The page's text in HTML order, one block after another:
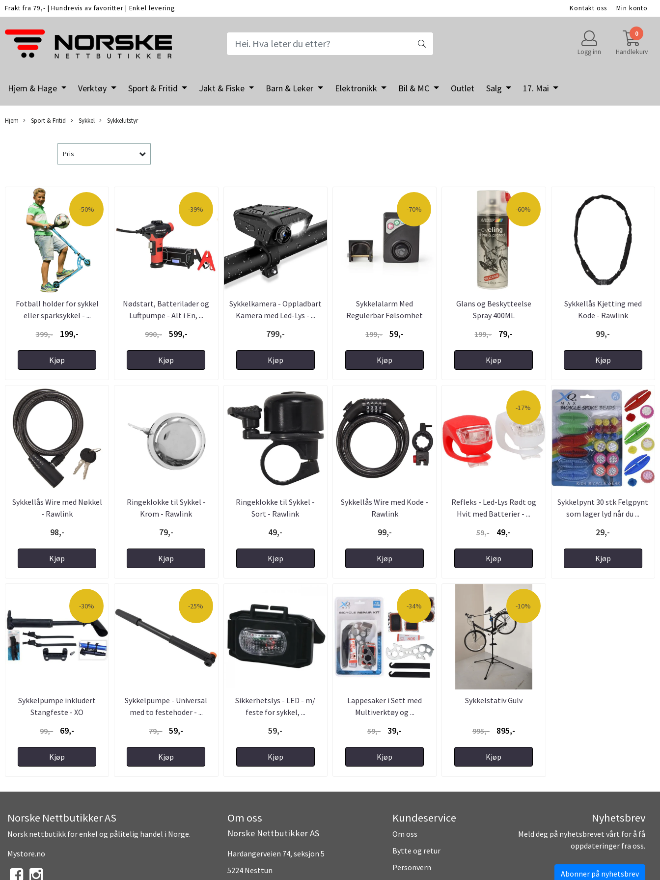
Frakt fra 79,- |Hundrevis av favoritter | Enkel levering Kontakt oss Min konto
Logg inn
0
Handlekurv
Hjem & Hage Verktøy Sport & Fritid Jakt & Fiske Barn & Leker Elektronikk Bil & MC Outlet Salg 17. Mai
Hjem Sport & Fritid Sykkel Sykkelutstyr
Pris
-50%
Fotball holder for sykkel
eller sparksykkel - ...
399,-
199,-
Kjøp
-39%
Nødstart, Batterilader og
Luftpumpe - Alt i En, ...
990,-
599,-
Kjøp
Sykkelkamera - Oppladbart
Kamera med Led-Lys - ...
799,-
Kjøp
-70%
Sykkelalarm Med
Regulerbar Følsomhet
199,-
59,-
Kjøp
-60%
Glans og Beskytteelse
Spray 400ML
199,-
79,-
Kjøp
Sykkellås Kjetting med
Kode - Rawlink
99,-
Kjøp
Sykkellås Wire med Nøkkel
- Rawlink
98,-
Kjøp
Ringeklokke til Sykkel -
Krom - Rawlink
79,-
Kjøp
Ringeklokke til Sykkel -
Sort - Rawlink
49,-
Kjøp
Sykkellås Wire med Kode -
Rawlink
99,-
Kjøp
-17%
Refleks - Led-Lys Rødt og
Hvit med Batterier - ...
59,-
49,-
Kjøp
Sykkelpynt 30 stk Felgpynt
som lager lyd når du ...
29,-
Kjøp
-30%
Sykkelpumpe inkludert
Stangfeste - XO
99,-
69,-
Kjøp
-25%
Sykkelpumpe - Universal
med to festehoder - ...
79,-
59,-
Kjøp
Sikkerhetslys - LED - m/
feste for sykkel, ...
59,-
Kjøp
-34%
Lappesaker i Sett med
Multiverktøy og ...
59,-
39,-
Kjøp
-10%
Sykkelstativ Gulv
995,- 895,-
Kjøp
Norske Nettbutikker AS
Norsk nettbutikk for enkel og pålitelig handel i Norge.
Mystore.no
Om oss
Norske Nettbutikker AS
Hardangerveien 74, seksjon 5
5224 Nesttun
Kundeservice
Om oss
Bytte og retur
Personvern
Nyhetsbrev
Meld deg på nyhetsbrevet vårt for å få
oppdateringer fra oss.
Abonner på nyhetsbrev